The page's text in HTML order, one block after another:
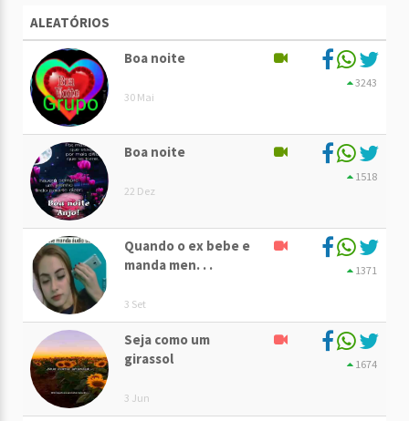
ALEATÓRIOS
Boa noite
30 Mai
3243
Boa noite
22 Dez
1518
Quando o ex bebe e
manda men. . .
3 Set
1371
Seja como um
girassol
3 Jun
1674